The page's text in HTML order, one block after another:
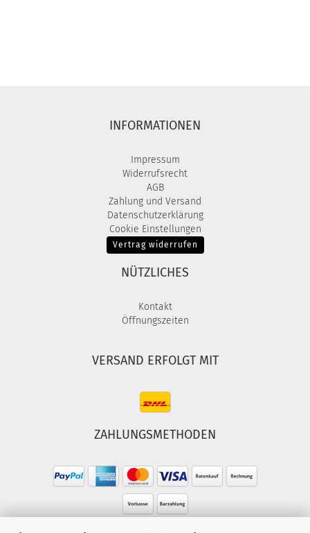
INFORMATIONEN
Impressum
Widerrufsrecht
AGB
Zahlung und Versand
Datenschutzerklärung
Cookie Einstellungen
Vertrag widerrufen
NÜTZLICHES
Kontakt
Öffnungszeiten
VERSAND ERFOLGT MIT
ZAHLUNGSMETHODEN